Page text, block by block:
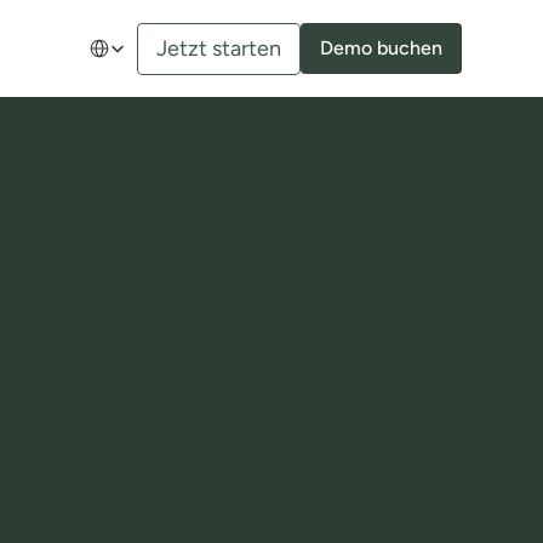
Select Language
Jetzt starten Demo buchen